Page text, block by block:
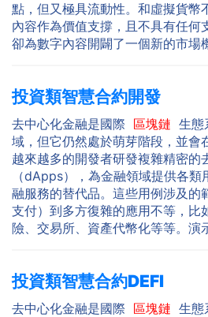
點，但又極具流動性。和虛擬貨幣
內容作為價值支撐，且不具有任何
卻為數字內容開闢了一個新的市場機
投資類智慧合約開發
去中心化金融是國際 區塊鏈 生態
域，但它仍然處於萌芽階段，並會
越來越多的開發者研發複雜精密的
（dApps），為金融領域提供各
融服務的替代品。這些用例涉及的
支付）到多方復雜的應用不等，比
險、交易所、資產代幣化等等。演
投資類智慧合約DEFI
去中心化金融是國際 區塊鏈 生態